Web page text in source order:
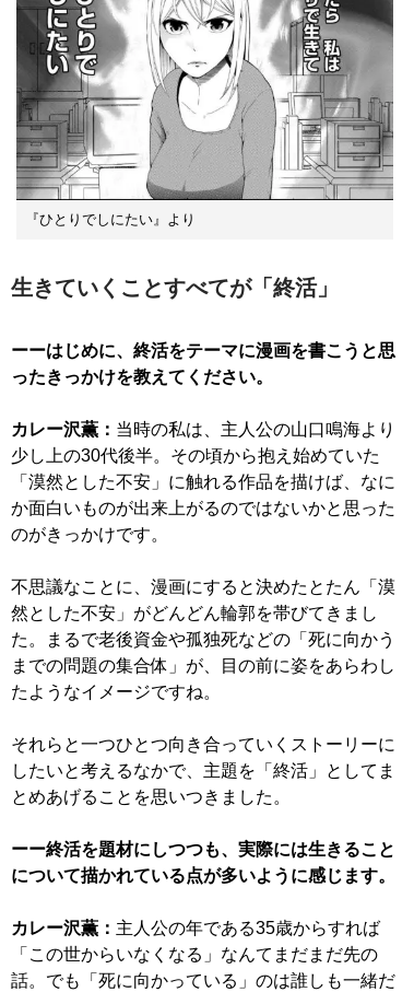
『ひとりでしにたい』より
生きていくことすべてが「終活」
ーーはじめに、終活をテーマに漫画を書こうと思
ったきっかけを教えてください。
カレー沢薫： 当時の私は、主人公の山口鳴海より
少し上の30代後半。その頃から抱え始めていた
「漠然とした不安」に触れる作品を描けば、なに
か面白いものが出来上がるのではないかと思った
のがきっかけです。
不思議なことに、漫画にすると決めたとたん「漠
然とした不安」がどんどん輪郭を帯びてきまし
た。まるで老後資金や孤独死などの「死に向かう
までの問題の集合体」が、目の前に姿をあらわし
たようなイメージですね。
それらと一つひとつ向き合っていくストーリーに
したいと考えるなかで、主題を「終活」としてま
とめあげることを思いつきました。
ーー終活を題材にしつつも、実際には生きること
について描かれている点が多いように感じます。
カレー沢薫： 主人公の年である35歳からすれば
「この世からいなくなる」なんてまだまだ先の
話。でも「死に向かっている」のは誰しも一緒だ